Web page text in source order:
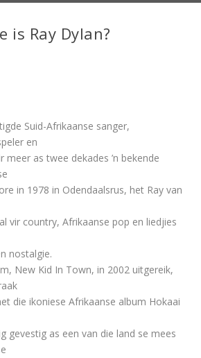
is Ray Dylan?
Suid-Afrikaanse sanger,
en
meer as twee dekades ’n bekende
in 1978 in Odendaalsrus, het Ray van
vir country, Afrikaanse pop en liedjies
nostalgie.
New Kid In Town, in 2002 uitgereik,
die ikoniese Afrikaanse album Hokaai
gevestig as een van die land se mees